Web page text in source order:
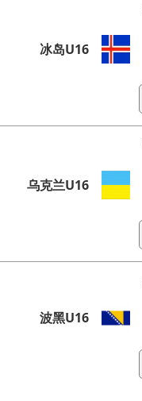
冰岛U16
乌克兰U16
波黑U16